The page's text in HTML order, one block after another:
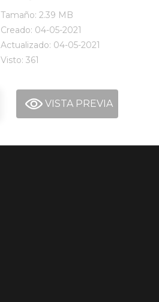
Tamaño: 2.39 MB
Creado: 04-05-2021
Actualizado: 04-05-2021
Visto: 361
VISTA PREVIA